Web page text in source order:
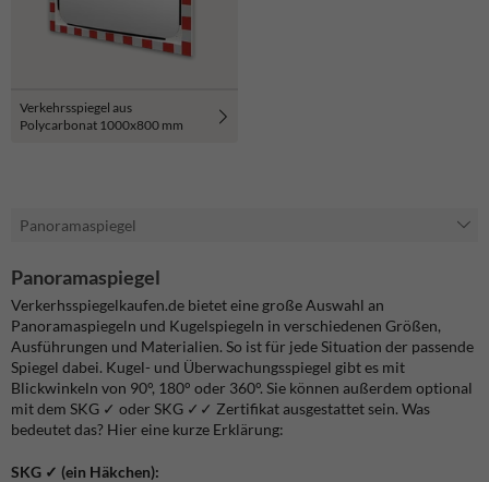
Verkehrsspiegel aus
Polycarbonat 1000x800 mm
Panoramaspiegel
Panoramaspiegel
Verkerhsspiegelkaufen.de bietet eine große Auswahl an
Panoramaspiegeln und Kugelspiegeln in verschiedenen Größen,
Ausführungen und Materialien. So ist für jede Situation der passende
Spiegel dabei. Kugel- und Überwachungsspiegel gibt es mit
Blickwinkeln von 90°, 180° oder 360°. Sie können außerdem optional
mit dem SKG ✓ oder SKG ✓✓ Zertifikat ausgestattet sein. Was
bedeutet das? Hier eine kurze Erklärung:
SKG ✓ (ein Häkchen):